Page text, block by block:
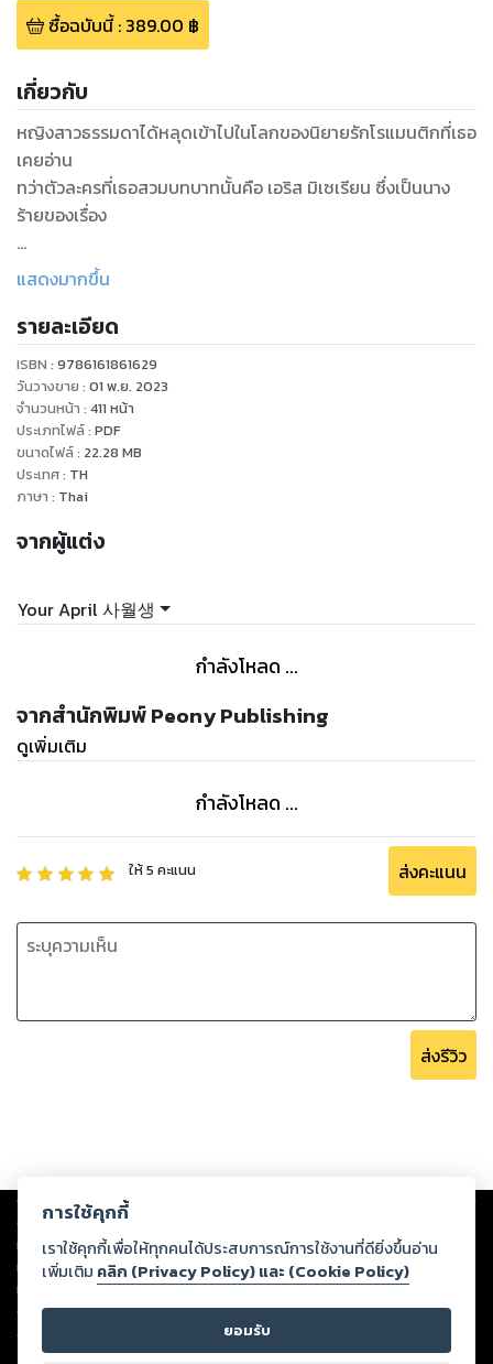
ซื้อฉบับนี้: 389.00 ฿
เกี่ยวกับ
หญิงสาวธรรมดาได้หลุดเข้าไปในโลกของนิยายรักโรแมนติกที่เธอ
เคยอ่าน
ทว่าตัวละครที่เธอสวมบทบาทนั้นคือ เอริส มิเซเรียน ซึ่งเป็นนาง
ร้ายของเรื่อง
เธอเป็นบุตรสาวเพียงคนเดียวของท่านมาร์ควิสผู้ทรงอิทธิพลที่สุด
อีกทั้งยังเป็นคู่หมั้นของเจ้าชายรัชทายาท
เธอต้องใช้ชีวิตอยู่ในฐานะเอริส และพยายามฆ่าตัวตายเพื่อที่จะ
กลับไปยังโลกเดิม
แต่ไม่ว่าจะพยายามฆ่าตัวตายด้วยวิธีไหน เธอก็ไม่อาจตายได้เสียที
แล้วหนทางกลับสู่โลกนี้ของเธอจะสำเร็จหรือไม่
ติดตามได้ใน นางร้ายต้องสังหาร
trigger warning : นิยายเรื่องนี้มีเนื้อหาเกี่ยวกับการฆ่าตัวตาย
แสดงมากขึ้น
รายละเอียด
ISBN : 9786161861629
วันวางขาย : 01 พ.ย. 2023
จำนวนหน้า : 411 หน้า
ประเภทไฟล์: PDF
ขนาดไฟล์: 22.28 MB
ประเทศ: TH
ภาษา : Thai
จากผู้แต่ง
Your April 사월생
กำลังโหลด ...
จากสำนักพิมพ์ Peony Publishing
ดูเพิ่มเติม
กำลังโหลด ...
ให้5 คะแนน ส่งคะแนน
ส่งรีวิว
Copyright © 2026
ต่อผลงานหรือเนื้อหาใดที่อัปโหลดผ่านเว็บไซต์และปรากฏว่าละเมิดสิทธิใน
ทรัพย์สินทางปัญญาของบุคคลอื่นหรือขัดต่อกฎหมายและศีลธรรม ดังนั้น ผู้อ่าน
ทุกท่านโปรดใช้วิจารณญาณในการกลั่นกรองด้วยตนเอง และหากท่านพบว่าส่วน
หนึ่งส่วนใดขัดต่อกฎหมายและศีลธรรม กรุณาแจ้งมายังบริษัท เพื่อทีมงานจะได้
ดำเนินการในทันที ทั้งนี้ ทางสตอรี่ล็อกขอสงวนลิขสิทธิ์ตามพระราชบัญญัติ
ลิขสิทธิ์ พ.ศ. 2537 (ฉบับล่าสุด)
การใช้คุกกี้
เราใช้คุกกี้เพื่อให้ทุกคนได้ประสบการณ์การใช้งานที่ดียิ่งขึ้นอ่าน
เพิ่มเติม คลิก (Privacy Policy) และ (Cookie Policy)
ยอมรับ